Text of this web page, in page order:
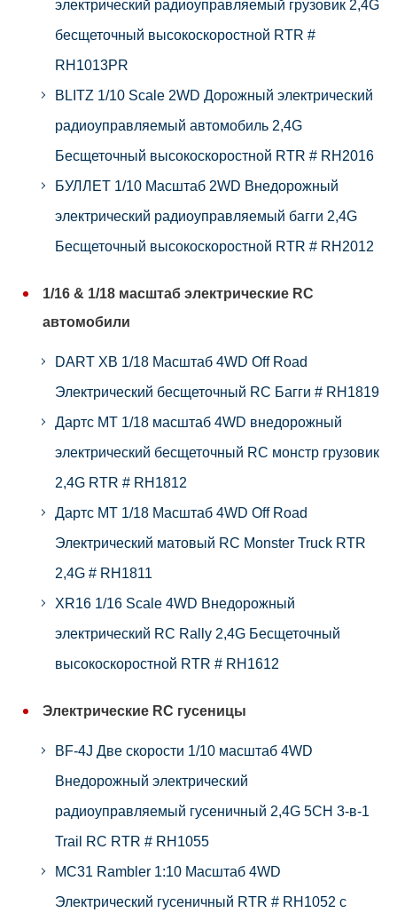
электрический радиоуправляемый грузовик 2,4G
бесщеточный высокоскоростной RTR #
RH1013PR
BLITZ 1/10 Scale 2WD Дорожный электрический
радиоуправляемый автомобиль 2,4G
Бесщеточный высокоскоростной RTR # RH2016
БУЛЛЕТ 1/10 Масштаб 2WD Внедорожный
электрический радиоуправляемый багги 2,4G
Бесщеточный высокоскоростной RTR # RH2012
1/16 & 1/18 масштаб электрические RC
автомобили
DART XB 1/18 Масштаб 4WD Off Road
Электрический бесщеточный RC Багги # RH1819
Дартс MT 1/18 масштаб 4WD внедорожный
электрический бесщеточный RC монстр грузовик
2,4G RTR # RH1812
Дартс MT 1/18 Масштаб 4WD Off Road
Электрический матовый RC Monster Truck RTR
2,4G # RH1811
XR16 1/16 Scale 4WD Внедорожный
электрический RC Rally 2,4G Бесщеточный
высокоскоростной RTR # RH1612
Электрические RC гусеницы
BF-4J Две скорости 1/10 масштаб 4WD
Внедорожный электрический
радиоуправляемый гусеничный 2,4G 5CH 3-в-1
Trail RC RTR # RH1055
MC31 Rambler 1:10 Масштаб 4WD
Электрический гусеничный RTR # RH1052 с